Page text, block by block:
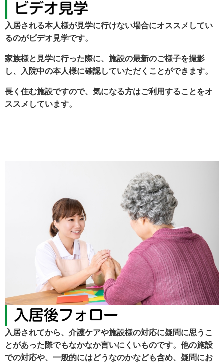
入居される本人様が見学に行けない場合にオススメしてい
るのがビデオ見学です。
家族様と見学に行った際に、施設の最新のご様子を撮影
し、入院中の本人様に確認していただくことができます。
長く住む施設ですので、気になる方はご利用することをオ
ススメしています。
入居されてから、介護ケアや施設様の対応に疑問に思うこ
とがあった際でもなかなか言いにくいものです。他の施設
での対応や、一般的にはどうなのかなども含め、疑問にお